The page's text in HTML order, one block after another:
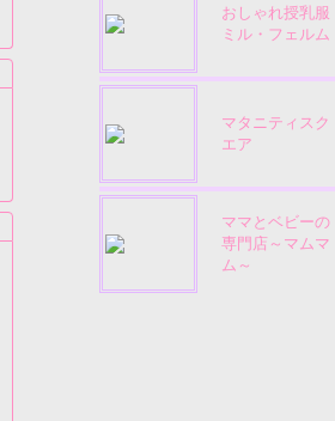
おしゃれ授乳服
ミル・フェルム
マタニティスク
エア
ママとベビーの
専門店～マムマ
ム～